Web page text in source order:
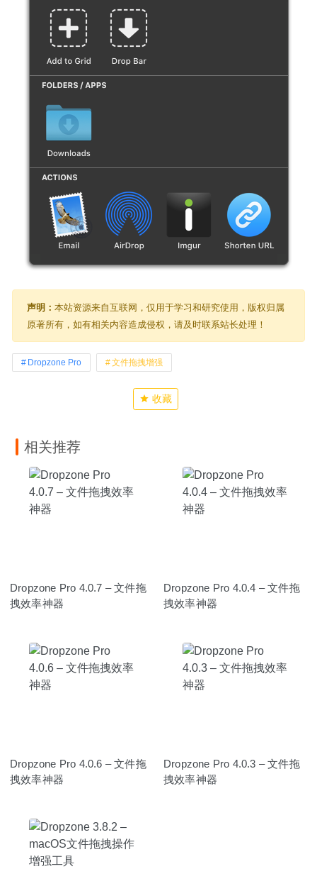
声明： 本站资源来自互联网，仅用于学习和研究使用，版权归属
原著所有，如有相关内容造成侵权，请及时联系站长处理！
Dropzone Pro 文件拖拽增强
收藏
相关推荐
Dropzone Pro 4.0.7 – 文件拖
拽效率神器
Dropzone Pro 4.0.4 – 文件拖
拽效率神器
Dropzone Pro 4.0.6 – 文件拖
拽效率神器
Dropzone Pro 4.0.3 – 文件拖
拽效率神器